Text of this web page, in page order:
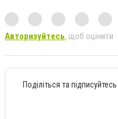
Авторизуйтесь, щоб оцінити
Поділіться та